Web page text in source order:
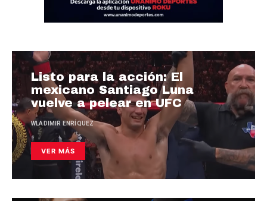
Listo para la acción: El
mexicano Santiago Luna
vuelve a pelear en UFC
WLADIMIR ENRÍQUEZ
VER MÁS